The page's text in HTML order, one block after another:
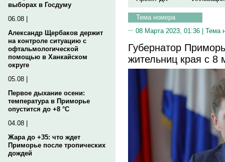
выборах в Госдуму
06.08 |
Александр Щербаков держит
на контроле ситуацию с
офтальмологической
помощью в Ханкайском
округе
05.08 |
Первое дыхание осени:
температура в Приморье
опустится до +8 °C
04.08 |
Жара до +35: что ждет
Приморье после тропических
дождей
Тема номера
08 Марта 2023, 01:36 | Тема
Губернатор
жительниц края с 8